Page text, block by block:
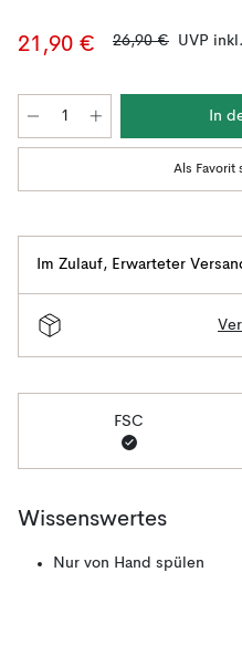
21,90 € 26,90 € UVP
In
Als Favorit
Im Zulauf, Erwarteter
FSC
Wissenswertes
Nur von Hand spülen